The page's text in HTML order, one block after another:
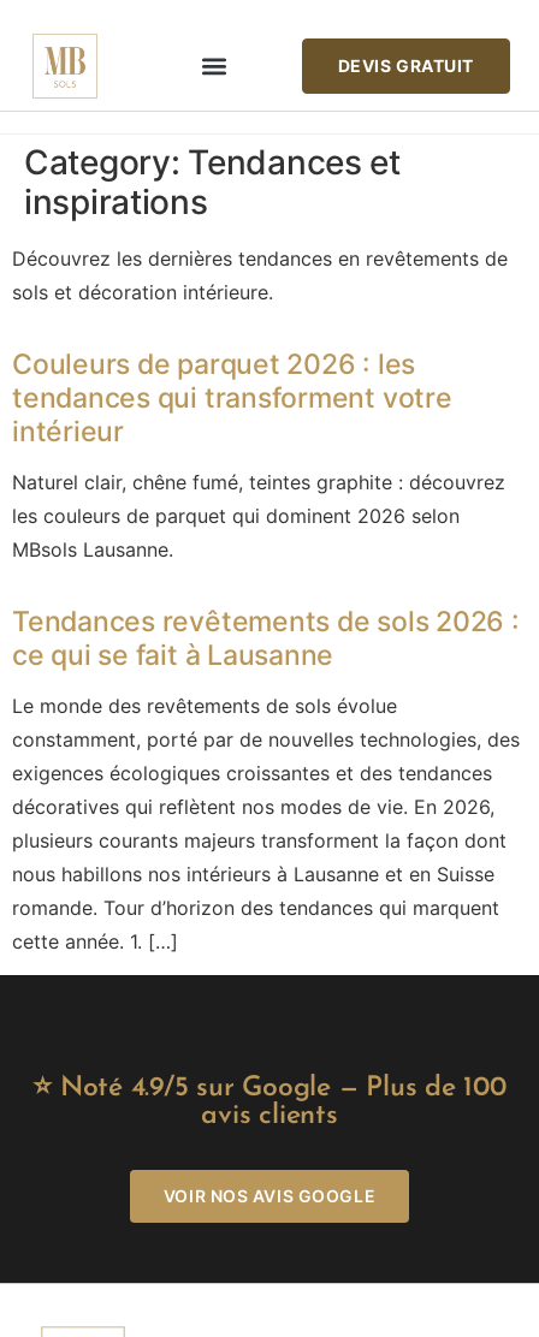
DEVIS GRATUIT
Category: Tendances et
inspirations
Découvrez les dernières tendances en revêtements de
sols et décoration intérieure.
Couleurs de parquet 2026 : les
tendances qui transforment votre
intérieur
Naturel clair, chêne fumé, teintes graphite : découvrez
les couleurs de parquet qui dominent 2026 selon
MBsols Lausanne.
Tendances revêtements de sols 2026 :
ce qui se fait à Lausanne
Le monde des revêtements de sols évolue
constamment, porté par de nouvelles technologies, des
exigences écologiques croissantes et des tendances
décoratives qui reflètent nos modes de vie. En 2026,
plusieurs courants majeurs transforment la façon dont
nous habillons nos intérieurs à Lausanne et en Suisse
romande. Tour d’horizon des tendances qui marquent
cette année. 1. […]
⭐ Noté 4.9/5 sur Google — Plus de 100
avis clients
VOIR NOS AVIS GOOGLE